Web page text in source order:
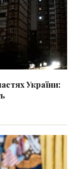
України: